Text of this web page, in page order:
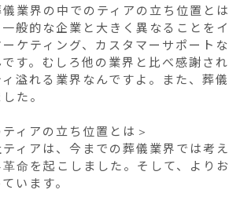
儀業界の中でのティアの立ち位置とは
般的な企業と大きく異なることを
ケティング、カスタマーサポート
す。むしろ他の業界と比べ感謝さ
溢れる業界なんですよ。また、葬
た。
ィアの立ち位置とは＞
ィアは、今までの葬儀業界では考
命を起こしました。そして、より
います。